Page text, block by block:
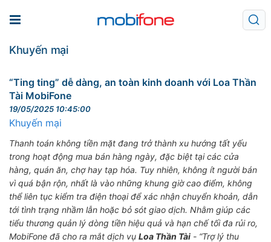
Khuyến mại
“Ting ting” dễ dàng, an toàn kinh doanh với Loa Thần
Tài MobiFone
19/05/2025 10:45:00
Khuyến mại
Thanh toán không tiền mặt đang trở thành xu hướng tất yếu
trong hoạt động mua bán hàng ngày, đặc biệt tại các cửa
hàng, quán ăn, chợ hay tạp hóa. Tuy nhiên, không ít người bán
vì quá bận rộn, nhất là vào những khung giờ cao điểm, không
thể liên tục kiểm tra điện thoại để xác nhận chuyển khoản, dẫn
tới tình trạng nhầm lẫn hoặc bỏ sót giao dịch. Nhằm giúp các
tiểu thương quản lý dòng tiền hiệu quả và hạn chế tối đa rủi ro,
MobiFone đã cho ra mắt dịch vụ Loa Thần Tài - “Trợ lý thu